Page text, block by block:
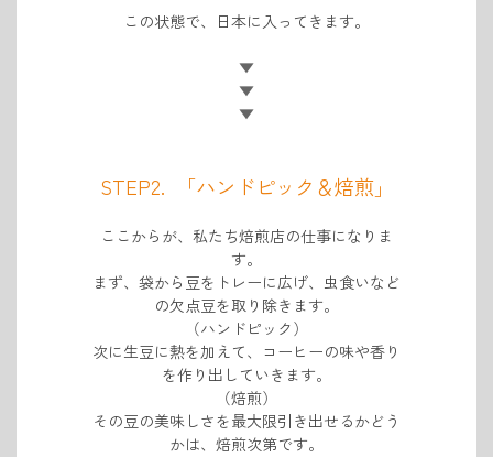
この状態で、日本に入ってきます。
▼
▼
▼
STEP2. 「ハンドピック＆焙煎」
ここからが、私たち焙煎店の仕事になりま
す。
まず、袋から豆をトレーに広げ、虫食いなど
の欠点豆を取り除きます。
（ハンドピック）
次に生豆に熱を加えて、コーヒーの味や香り
を作り出していきます。
（焙煎）
その豆の美味しさを最大限引き出せるかどう
かは、焙煎次第です。